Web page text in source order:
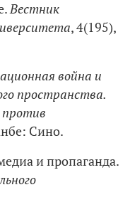
Вестник
, 4(195),
война и
пространства.
против
Сино.
и пропаганда.